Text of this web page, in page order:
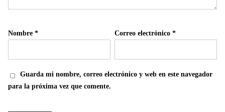
Nombre * Correo electrónico*
Guarda mi nombre, correo electrónico y web en este navegador
para la próxima vez que comente.